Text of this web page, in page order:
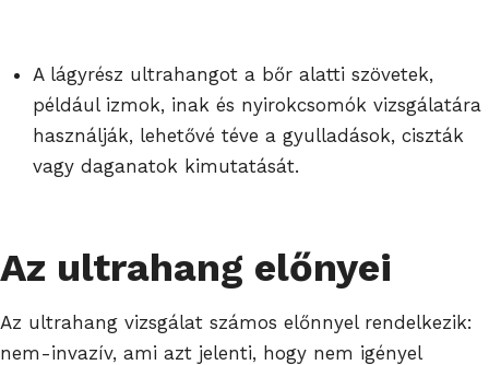
A lágyrész ultrahangot a bőr alatti szövetek,
például izmok, inak és nyirokcsomók vizsgálatára
használják, lehetővé téve a gyulladások, ciszták
vagy daganatok kimutatását.
Az ultrahang előnyei
Az ultrahang vizsgálat számos előnnyel rendelkezik:
nem-invazív, ami azt jelenti, hogy nem igényel